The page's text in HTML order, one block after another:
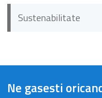
Sustenabilitate
Ne gasesti